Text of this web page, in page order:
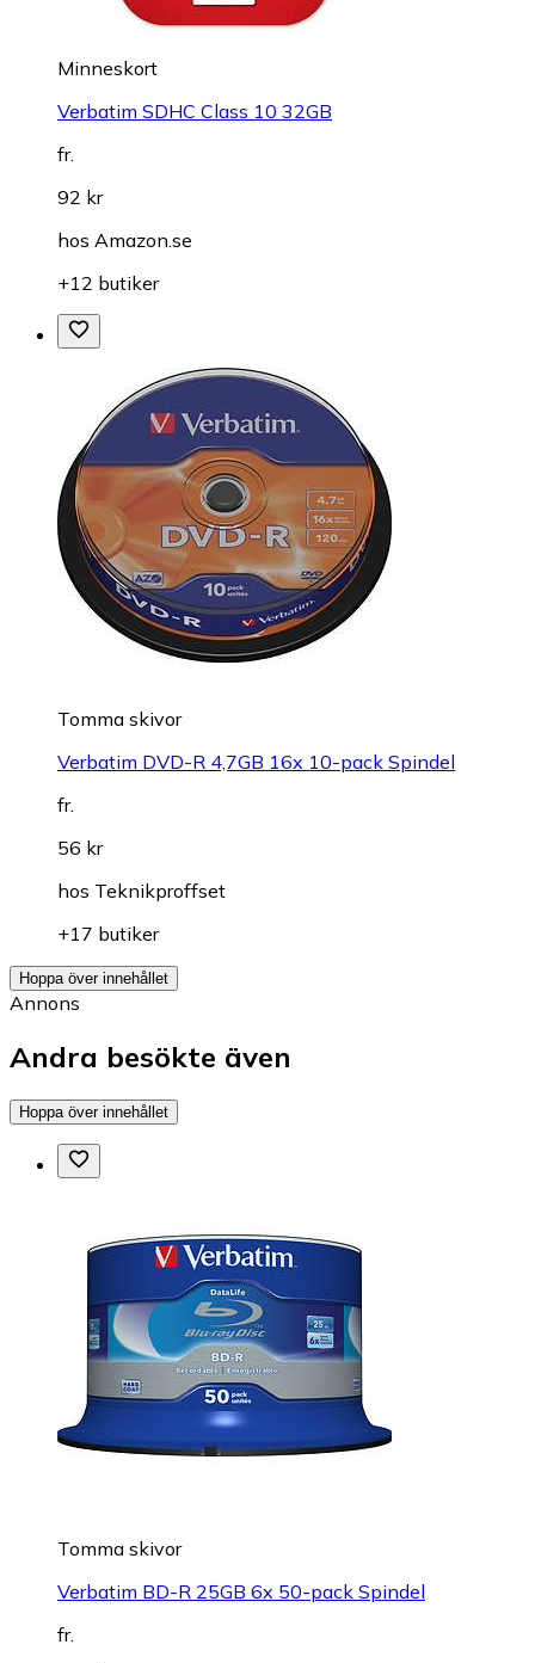
Minneskort
Verbatim SDHC Class 10 32GB
fr.
92 kr
hos Amazon.se
+12 butiker
Tomma skivor
Verbatim DVD-R 4,7GB 16x 10-pack Spindel
fr.
56 kr
hos Teknikproffset
+17 butiker
Hoppa över innehållet
Annons
Andra besökte även
Hoppa över innehållet
Tomma skivor
Verbatim BD-R 25GB 6x 50-pack Spindel
fr.